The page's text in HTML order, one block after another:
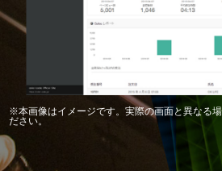
※本画像はイメージです。実際の画面と異なる
ださい。